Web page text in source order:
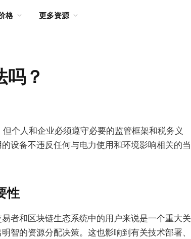
格 更多资源
？
个人和企业必须遵守必要的监管框架和税务义
设备不违反任何与电力使用和环境影响相关的当
性
者和区块链生态系统中的用户来说是一个重大关
智的资源分配决策。这也影响到有关技术部署、